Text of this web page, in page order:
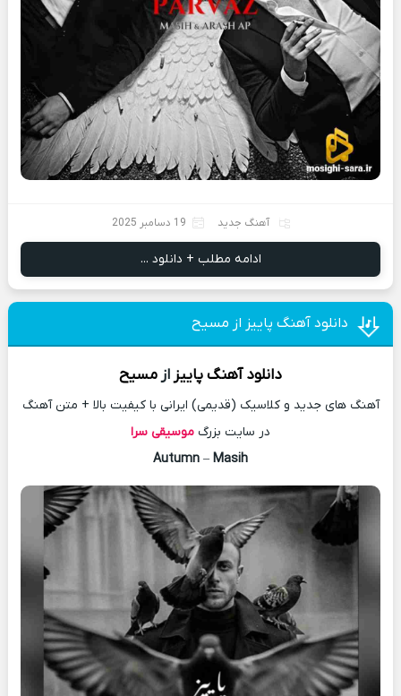
آهنگ جدید 19 دسامبر 2025
ادامه مطلب + دانلود ...
دانلود آهنگ پاییز از مسیح
دانلود آهنگپاییز ازمسیح
آهنگ های جدید و کلاسیک (قدیمی) ایرانی با کیفیت بالا + متن آهنگ
در سایت بزرگ موسیقی سرا
Autumn – Masih